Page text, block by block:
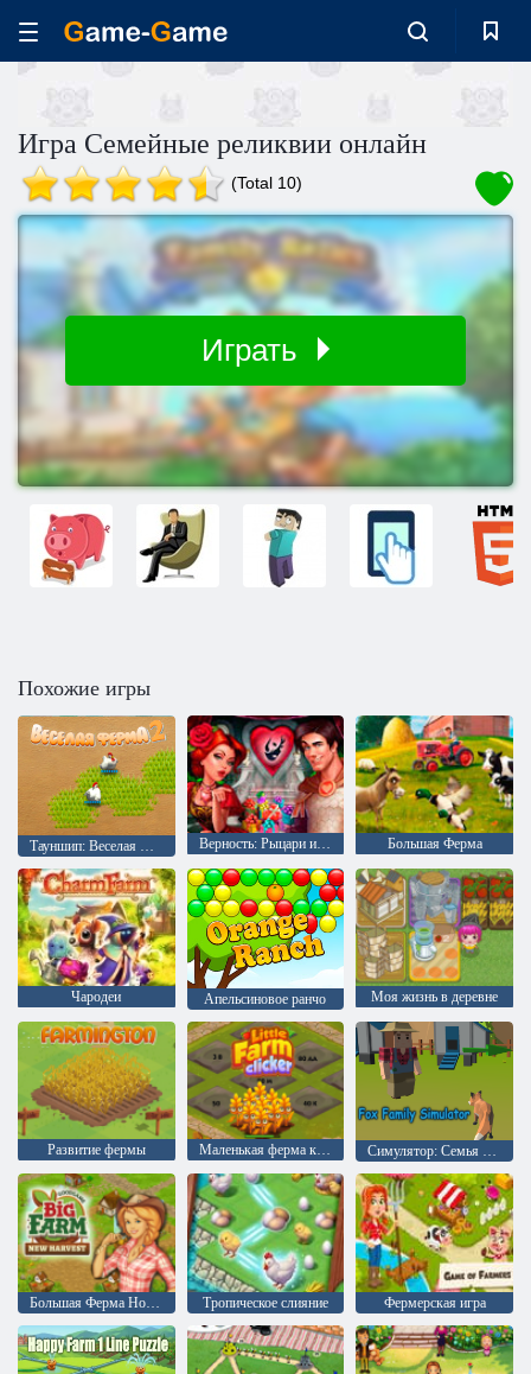
Игра Семейные реликвии онлайн
(Total 10)
Играть
Похожие игры
Тауншип: Веселая ферма 2 Верность: Рыцари и Принцессы Большая Ферма
Чародеи Апельсиновое ранчо Моя жизнь в деревне
Развитие фермы Маленькая ферма кликер Симулятор: Семья лисицы
Большая Ферма Новый Урожай Тропическое слияние Фермерская игра